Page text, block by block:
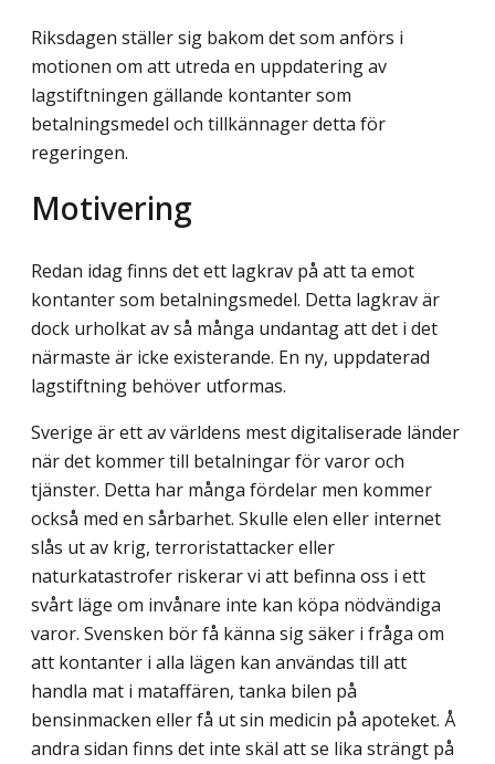
Riksdagen ställer sig bakom det som anförs i
motionen om att utreda en uppdatering av
lagstiftningen gällande kontanter som
betalningsmedel och tillkännager detta för
regeringen.
Motivering
Redan idag finns det ett lagkrav på att ta emot
kontanter som betalningsmedel. Detta lagkrav är
dock urholkat av så många undantag att det i det
närmaste är icke existerande. En ny, uppdaterad
lagstiftning behöver utformas.
Sverige är ett av världens mest digitaliserade länder
när det kommer till betalningar för varor och
tjänster. Detta har många fördelar men kommer
också med en sårbarhet. Skulle elen eller internet
slås ut av krig, terroristattacker eller
naturkatastrofer riskerar vi att befinna oss i ett
svårt läge om invånare inte kan köpa nödvändiga
varor. Svensken bör få känna sig säker i fråga om
att kontanter i alla lägen kan användas till att
handla mat i mataffären, tanka bilen på
bensinmacken eller få ut sin medicin på apoteket. Å
andra sidan finns det inte skäl att se lika strängt på